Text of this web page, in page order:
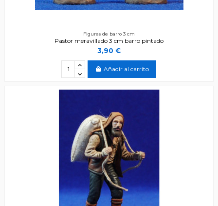
Figuras de barro 3 cm
Pastor meravillado 3 cm barro pintado
3,90 €
Añadir al carrito